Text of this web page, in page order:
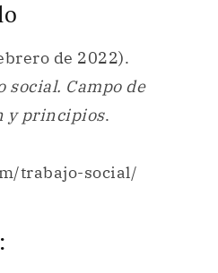
de 2022).
Campo de
y principios.
trabajo-social/